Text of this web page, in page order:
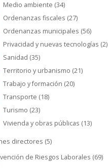
Medio ambiente (34)
Ordenanzas fiscales (27)
Ordenanzas municipales (56)
Privacidad y nuevas tecnologías (2)
Sanidad (35)
Territorio y urbanismo (21)
Trabajo y formación (20)
Transporte (18)
Turismo (23)
Vivienda y obras públicas (13)
directores (5)
de Riesgos Laborales (69)